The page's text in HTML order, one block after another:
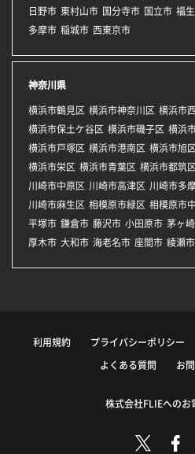
日野市 東村山市 国分寺市 国立市 福
多摩市 稲城市 西東京市
神奈川県
横浜市鶴見区 横浜市神奈川区 横浜市
横浜市保土ケ谷区 横浜市磯子区 横浜
横浜市戸塚区 横浜市港南区 横浜市旭区
横浜市栄区 横浜市青葉区 横浜市都筑区
川崎市中原区 川崎市高津区 川崎市多
川崎市麻生区 相模原市緑区 相模原市
平塚市 鎌倉市 藤沢市 小田原市 茅ヶ
厚木市 大和市 海老名市 座間市 綾瀬市
利用規約 プライバシーポリシー
よくある質問 お
株式会社FLIEへのお